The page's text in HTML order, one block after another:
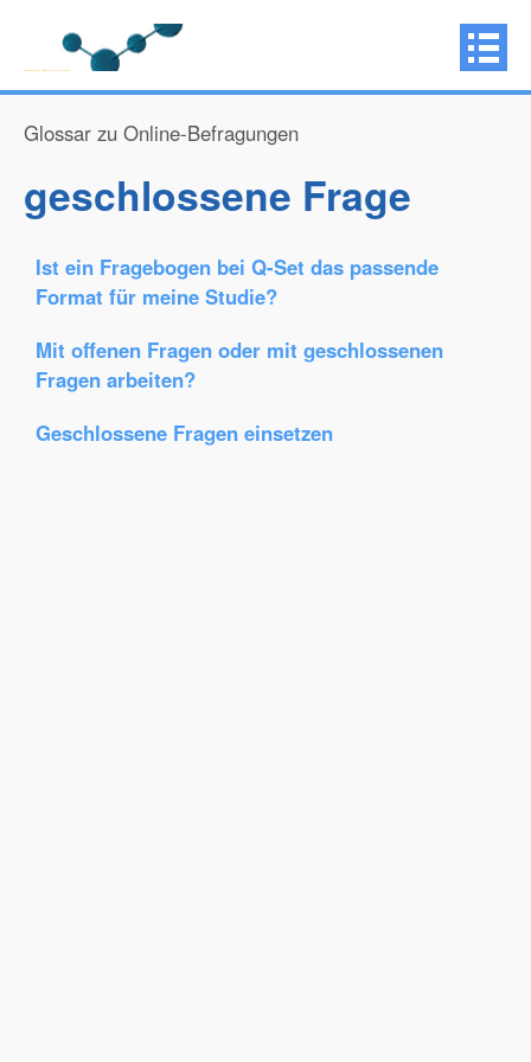
Glossar zu Online-Befragungen
geschlossene Frage
Ist ein Fragebogen bei Q-Set das passende
Format für meine Studie?
Mit offenen Fragen oder mit geschlossenen
Fragen arbeiten?
Geschlossene Fragen einsetzen